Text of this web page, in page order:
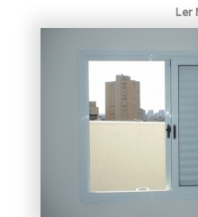
Procurando
janela
alumínio
A Esquadriflex teve
e já é uma das
do segmento de
profissionais é
colaboradores
total satisfação do
Ler